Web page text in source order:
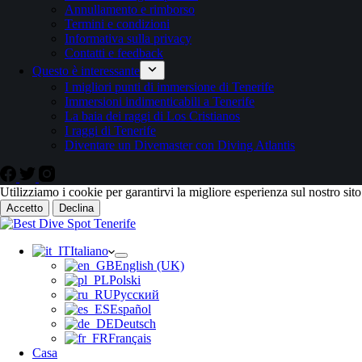
Annullamento e rimborso
Termini e condizioni
Informativa sulla privacy
Contatti e feedback
Questo è interessante
I migliori punti di immersione di Tenerife
Immersioni indimenticabili a Tenerife
La baia dei raggi di Los Cristianos
I raggi di Tenerife
Diventare un Divemaster con Diving Atlantis
Utilizziamo i cookie per garantirvi la migliore esperienza sul nostro
Accetto Declina
Italiano
English (UK)
Polski
Русский
Español
Deutsch
Français
Casa